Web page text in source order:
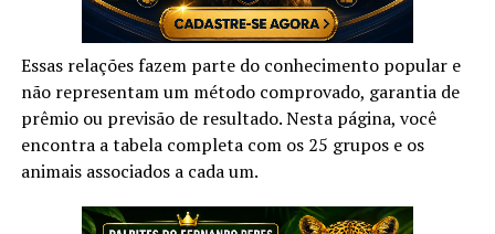
Essas relações fazem parte do conhecimento popular e
não representam um método comprovado, garantia de
prêmio ou previsão de resultado. Nesta página, você
encontra a tabela completa com os 25 grupos e os
animais associados a cada um.